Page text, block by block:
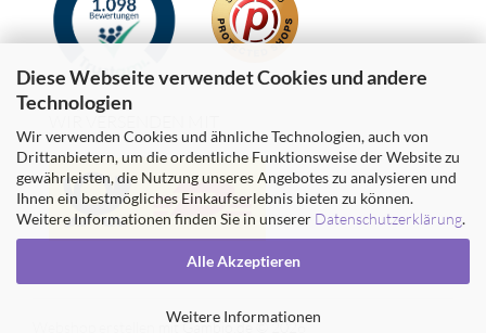
Diese Webseite verwendet Cookies und andere
Technologien
Wir verwenden Cookies und ähnliche Technologien, auch von
Drittanbietern, um die ordentliche Funktionsweise der Website zu
gewährleisten, die Nutzung unseres Angebotes zu analysieren und
Ihnen ein bestmögliches Einkaufserlebnis bieten zu können.
Weitere Informationen finden Sie in unserer Datenschutzerklärung.
Alle Akzeptieren
Weitere Informationen
mit Gambio.de © 2026